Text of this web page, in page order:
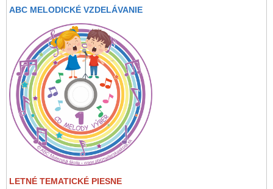
ABC MELODICKÉ VZDELÁVANIE
LETNÉ TEMATICKÉ PIESNE